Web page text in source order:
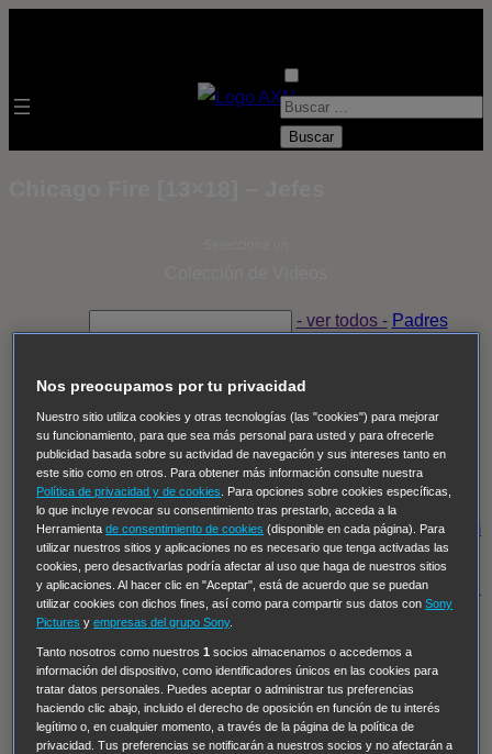
B
- ver todos - Padres
Despedida Salvaje Despedida Salvaje
Thomas, el ojo del FBI
Pan Am
Dawson crece
Insomnia El Guardián The Blacklist Cinco en familia
Hudson & Rex Diez libras y un sueño Mr Loverman
Regreso al futuro III NUEVE CUERPOS Los últimos
caballeros Tormenta infinita Sing Street Cobra Kai
Tom
y Lola High Country Los casos de Susan Ryeland:
Moonflower Murders Twisted Metal Mentes Criminales:
Evolution Terapia de Choque
Hailey Dean Without Sin: Libre de Culpa Morbius
NCIS: Nueva Orleans Pandora En fuera de juego
The Shield: Al margen de la ley Duplicated Preacher
The Killing Kind Intersecciones DOC Bite Club
Nos preocupamos por tu privacidad
Nuestro sitio utiliza cookies y otras tecnologías (las "cookies") para mejorar
su funcionamiento, para que sea más personal para usted y para ofrecerle
publicidad basada sobre su actividad de navegación y sus intereses tanto en
este sitio como en otros. Para obtener más información consulte nuestra
Política de privacidad y de cookies
. Para opciones sobre cookies específicas,
lo que incluye revocar su consentimiento tras prestarlo, acceda a la
Herramientade consentimiento de cookies (disponible en cada página). Para
utilizar nuestros sitios y aplicaciones no es necesario que tenga activadas las
cookies, pero desactivarlas podría afectar al uso que haga de nuestros sitios
y aplicaciones. Al hacer clic en "Aceptar", está de acuerdo que se puedan
utilizar cookies con dichos fines, así como para compartir sus datos conSony
Pictures yempresas del grupo Sony.
Tanto nosotros como nuestros1 socios almacenamos o accedemos a
información del dispositivo, como identificadores únicos en las cookies para
tratar datos personales. Puedes aceptar o administrar tus preferencias
haciendo clic abajo, incluido el derecho de oposición en función de tu interés
legítimo o, en cualquier momento, a través de la página de la política de
privacidad. Tus preferencias se notificarán a nuestros socios y no afectarán a